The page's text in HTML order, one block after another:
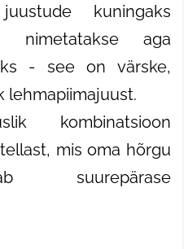
kuningaks
nimetatakse aga
- see on värske,
lehmapiimajuust.
kombinatsioon
mis oma hõrgu
suurepärase